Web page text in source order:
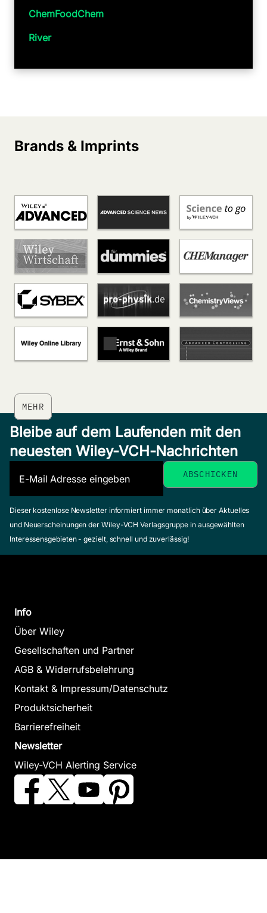
ChemFoodChem
River
Brands & Imprints
MEHR
Bleibe auf dem Laufenden mit den
neuesten Wiley-VCH-Nachrichten
Dieser kostenlose Newsletter informiert immer monatlich über Aktuelles
und Neuerscheinungen der Wiley-VCH Verlagsgruppe in ausgewählten
Interessensgebieten - gezielt, schnell und zuverlässig!
Info
Über Wiley
Gesellschaften und Partner
AGB & Widerrufsbelehrung
Kontakt & Impressum/Datenschutz
Produktsicherheit
Barrierefreiheit
Newsletter
Wiley-VCH Alerting Service